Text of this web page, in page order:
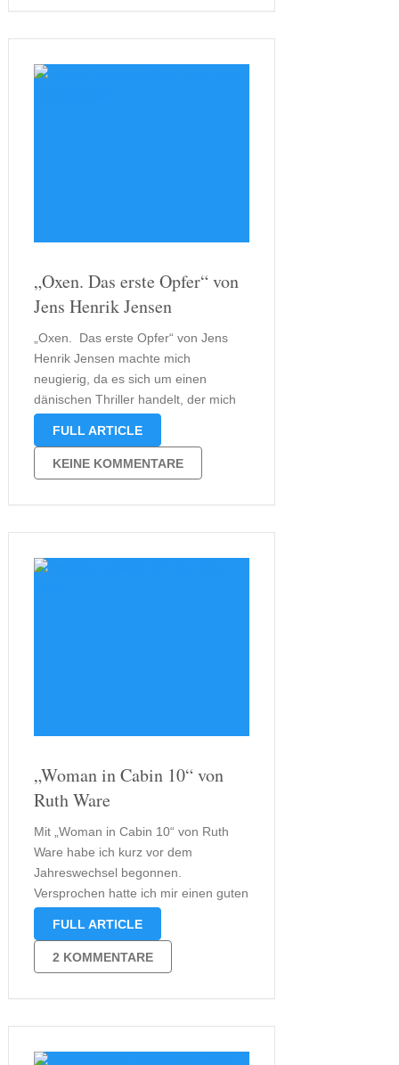
Figuren ist ungewöhnlich, denn in den
„Oxen. Das erste Opfer“ von
Jens Henrik Jensen
„Oxen. Das erste Opfer“ von Jens
Henrik Jensen machte mich
neugierig, da es sich um einen
dänischen Thriller handelt, der mich
direkt an Jussi Adler-Olsen erinnerte,
Geschichte um den Elitesoldat Niels
Oxen anders als die von mir so
geschätzte Reihe um die
FULL ARTICLE
KEINE KOMMENTARE
„Woman in Cabin 10“ von
Ruth Ware
Mit „Woman in Cabin 10“ von Ruth
Ware habe ich kurz vor dem
Jahreswechsel begonnen.
Versprochen hatte ich mir einen guten
Krimi, der in seinen Motiven an
Anspielung auf Agatha Christie hatte
mich schon neugierig gemacht, als ich
das erste Mal …
FULL ARTICLE
2 KOMMENTARE